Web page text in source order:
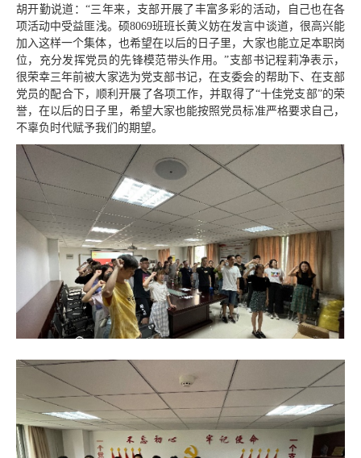
胡开勤说道：“三年来，支部开展了丰富多彩的活动，自己也在各
项活动中受益匪浅。硕8069班班长黄义妨在发言中谈道，很高兴能
加入这样一个集体，也希望在以后的日子里，大家也能立足本职岗
位，充分发挥党员的先锋模范带头作用。”支部书记程莉净表示，
很荣幸三年前被大家选为党支部书记，在支委会的帮助下、在支部
党员的配合下，顺利开展了各项工作，并取得了“十佳党支部”的荣
誉，在以后的日子里，希望大家也能按照党员标准严格要求自己，
不辜负时代赋予我们的期望。